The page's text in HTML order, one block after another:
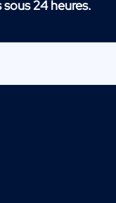
24 heures.